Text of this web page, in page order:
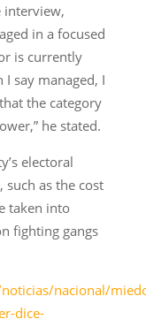
interview,
in a focused
is currently
say managed, I
the category
he stated.
electoral
such as the cost
taken into
fighting gangs
nacional/
dice-